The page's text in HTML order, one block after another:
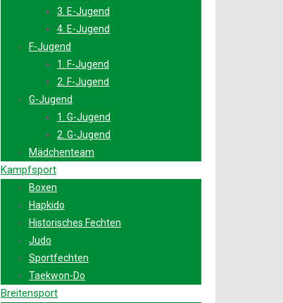
3. E-Jugend
4. E-Jugend
F-Jugend
1. F-Jugend
2. F-Jugend
G-Jugend
1. G-Jugend
2. G-Jugend
Mädchenteam
Kampfsport
Boxen
Hapkido
Historisches Fechten
Judo
Sportfechten
Taekwon-Do
Breitensport